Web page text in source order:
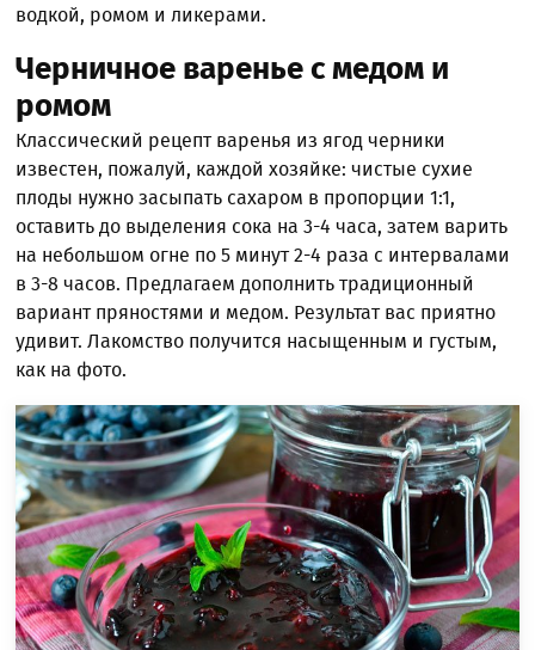
водкой, ромом и ликерами.
Черничное варенье с медом и
ромом
Классический рецепт варенья из ягод черники
известен, пожалуй, каждой хозяйке: чистые сухие
плоды нужно засыпать сахаром в пропорции 1:1,
оставить до выделения сока на 3-4 часа, затем варить
на небольшом огне по 5 минут 2-4 раза с интервалами
в 3-8 часов. Предлагаем дополнить традиционный
вариант пряностями и медом. Результат вас приятно
удивит. Лакомство получится насыщенным и густым,
как на фото.